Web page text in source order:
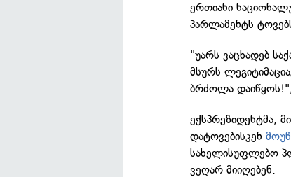
ერთიანი
პარლამენტს
"უარს ვაცხადებ
მსურს
ბრძოლა
ექსპრეზიდენტმა,
დატოვებისკენ
სახელისუფლებო
ვეღარ მიიღებენ.